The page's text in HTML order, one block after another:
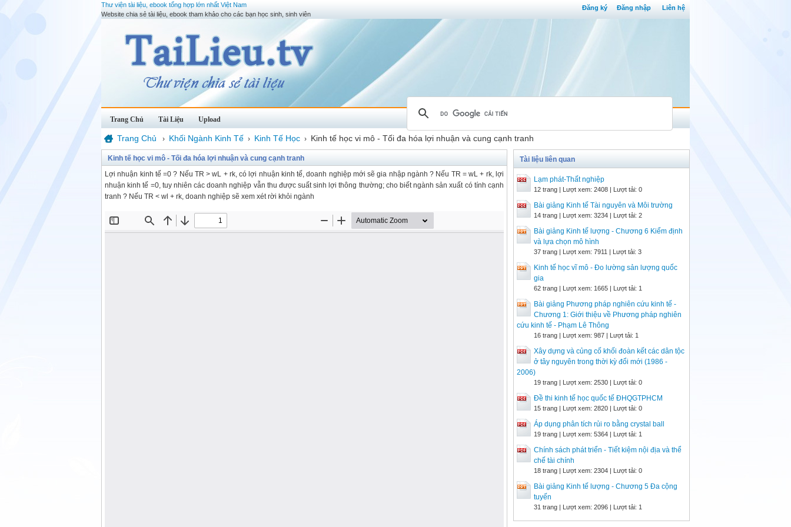
Đăng ký Đăng nhập Liên hệ
Thư viện tài liệu, ebook tổng hợp lớn nhất Việt Nam
Website chia sẻ tài liệu, ebook tham khảo cho các bạn học sinh, sinh viên
Trang Chủ Tài Liệu Upload
Trang Chủ › Khối Ngành Kinh Tế › Kinh Tế Học › Kinh tế học vi mô - Tối đa hóa lợi nhuận và cung cạnh tranh
Kinh tế học vi mô - Tối đa hóa lợi nhuận và cung cạnh tranh
Lợi nhuận kinh tế =0 ? Nếu TR > wL + rk, có lợi nhuận kinh tế, doanh nghiệp mới sẽ gia nhập ngành ? Nếu TR = wL + rk, lợi
nhuận kinh tế =0, tuy nhiên các doanh nghiệp vẫn thu được suất sinh lợi thông thường; cho biết ngành sản xuất có tính cạnh
tranh ? Nếu TR < wl + rk, doanh nghiệp sẽ xem xét rời khỏi ngành
Tài liệu liên quan
Lạm phát-Thất nghiệp
12 trang | Lượt xem: 2408 | Lượt tải: 0
Bài giảng Kinh tế Tài nguyên và Môi trường
14 trang | Lượt xem: 3234 | Lượt tải: 2
Bài giảng Kinh tế lượng - Chương 6 Kiểm định
và lựa chọn mô hình
37 trang | Lượt xem: 7911 | Lượt tải: 3
Kinh tế học vĩ mô - Đo lường sản lượng quốc
gia
62 trang | Lượt xem: 1665 | Lượt tải: 1
Bài giảng Phương pháp nghiên cứu kinh tế -
Chương 1: Giới thiệu về Phương pháp nghiên
cứu kinh tế - Phạm Lê Thông
16 trang | Lượt xem: 987 | Lượt tải: 1
Xây dựng và củng cố khối đoàn kết các dân tộc
ở tây nguyên trong thời kỳ đổi mới (1986 -
2006)
19 trang | Lượt xem: 2530 | Lượt tải: 0
Đề thi kinh tế học quốc tế ĐHQGTPHCM
15 trang | Lượt xem: 2820 | Lượt tải: 0
Áp dụng phân tích rủi ro bằng crystal ball
19 trang | Lượt xem: 5364 | Lượt tải: 1
Chính sách phát triển - Tiết kiệm nội địa và thể
chế tài chính
18 trang | Lượt xem: 2304 | Lượt tải: 0
Bài giảng Kinh tế lượng - Chương 5 Đa cộng
tuyến
31 trang | Lượt xem: 2096 | Lượt tải: 1